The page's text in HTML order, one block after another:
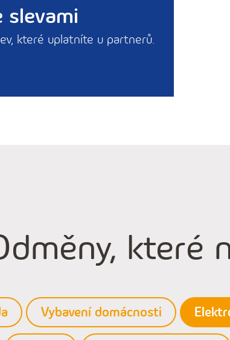
slevami
které uplatníte u partnerů.
které
Vybavení domácnosti